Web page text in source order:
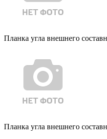
Планка угла внешнего
Планка угла внешнего